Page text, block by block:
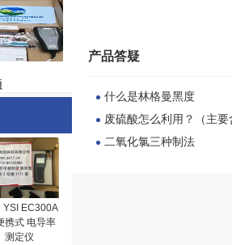
YSI EC300A
携式 电导率
测定仪
产品答疑
什么是林格曼黑度
废硫酸怎么利用？（主
二氧化氯三种制法